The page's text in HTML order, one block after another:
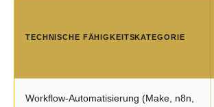
TECHNISCHE FÄHIGKEITSKATEGORIE
Workflow-Automatisierung (Make, n8n,